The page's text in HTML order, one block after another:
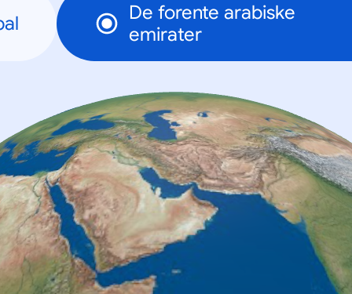
De forente arabiske
emirater